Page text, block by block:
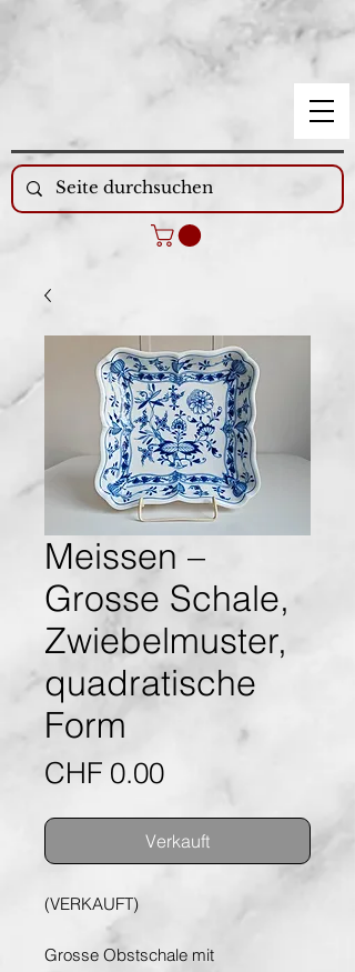
Meissen –
Grosse Schale,
Zwiebelmuster,
quadratische
Form
CHF 0.00Preis
Verkauft
(VERKAUFT)
Grosse Obstschale mit